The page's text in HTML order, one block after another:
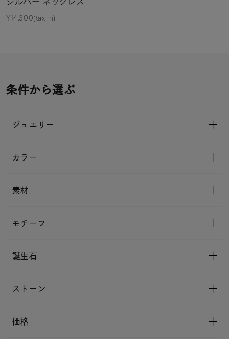
¥14,300(tax in)
条件から選ぶ
ジュエリー
カラー
素材
モチーフ
誕生石
ストーン
価格